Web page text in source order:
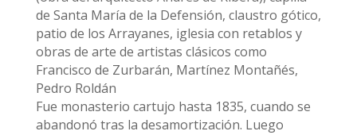
de Santa María de la Defensión, claustro gótico,
patio de los Arrayanes, iglesia con retablos y
obras de arte de artistas clásicos como
Francisco de Zurbarán, Martínez Montañés,
Pedro Roldán
Fue monasterio cartujo hasta 1835, cuando se
abandonó tras la desamortización. Luego